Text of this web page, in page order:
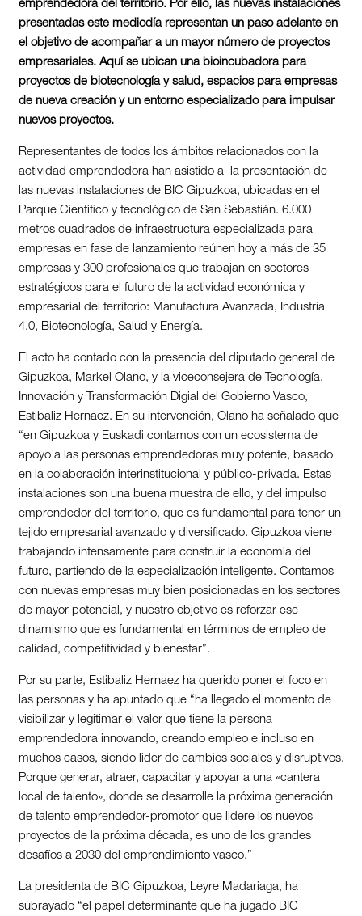
emprendedora del territorio. Por ello, las nuevas instalaciones
presentadas este mediodía representan un paso adelante en
el objetivo de acompañar a un mayor número de proyectos
empresariales. Aquí se ubican una bioincubadora para
proyectos de biotecnología y salud, espacios para empresas
de nueva creación y un entorno especializado para impulsar
nuevos proyectos.
Representantes de todos los ámbitos relacionados con la
actividad emprendedora han asistido a
la presentación de
las nuevas instalaciones de BIC Gipuzkoa, ubicadas en el
Parque Científico y tecnológico de San Sebastián. 6.000
metros cuadrados de infraestructura especializada para
empresas en fase de lanzamiento reúnen hoya más de 35
empresas y 300 profesionales que trabajan en sectores
estratégicos para el futuro de la actividad económica y
empresarial del territorio: Manufactura Avanzada, Industria
4.0, Biotecnología, Salud y Energía.
El acto ha contado con la presencia del diputado general de
Gipuzkoa, Markel Olano, y la viceconsejera de Tecnología,
Innovación y Transformación Digial del Gobierno Vasco,
Estibaliz Hernaez. En su intervención, Olano ha señalado que
“en Gipuzkoa y Euskadi contamos con un ecosistema de
apoyo a las personas emprendedoras muy potente, basado
en la colaboración interinstitucional y público-privada. Estas
instalaciones son una buena muestra de ello, y del impulso
emprendedor del territorio, que es fundamental para tener un
tejido empresarial avanzado y diversificado. Gipuzkoa viene
trabajando intensamente para construir la economía del
futuro, partiendo de la especialización inteligente. Contamos
con nuevas empresas muy bien posicionadas en los sectores
de mayor potencial, y nuestro objetivo es reforzar ese
dinamismo que es fundamental en términos de empleo de
calidad, competitividad y bienestar”.
Por su parte, Estibaliz Hernaez ha querido poner el foco en
las personas y ha apuntado que “ha llegado el momento de
visibilizar y legitimar el valor que tiene la persona
emprendedora innovando, creando empleo e incluso en
muchos casos, siendo líder de cambios sociales y disruptivos.
Porque generar, atraer, capacitar y apoyar a una «cantera
local de talento», donde se desarrolle la próxima generación
de talento emprendedor-promotor que lidere los nuevos
proyectos de la próxima década, es uno de los grandes
desafíos a 2030 del emprendimiento vasco.”
La presidenta de BIC Gipuzkoa, Leyre Madariaga, ha
subrayado “el papel determinante que ha jugado BIC